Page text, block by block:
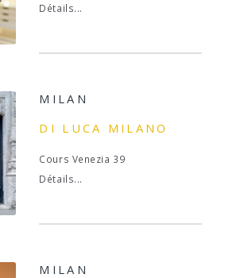
Détails...
MILAN
DI LUCA MILANO
Cours Venezia 39
Détails...
MILAN